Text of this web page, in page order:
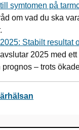
symtomen på
om vad du ska
Stabilt resultat
2025 med
prognos – trots